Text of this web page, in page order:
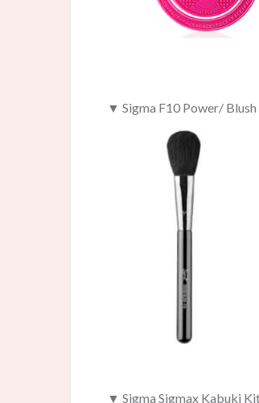
▼ Sigma F10 Power/ Blush
▼ Sigma Sigmax Kabuki